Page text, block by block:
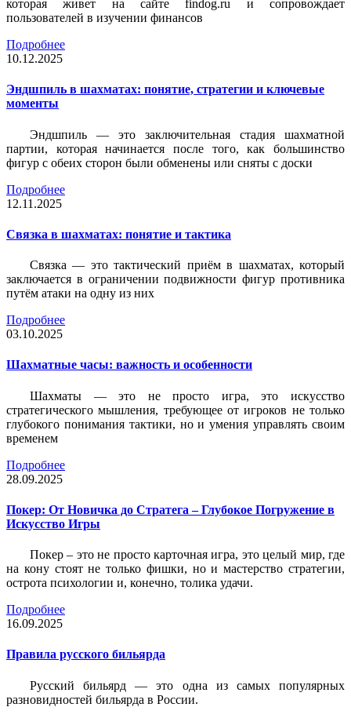
которая живет на сайте findog.ru и сопровождает
пользователей в изучении финансов
Подробнее
10.12.2025
Эндшпиль в шахматах: понятие, стратегии и ключевые
моменты
Эндшпиль — это заключительная стадия шахматной
партии, которая начинается после того, как большинство
фигур с обеих сторон были обменены или сняты с доски
Подробнее
12.11.2025
Связка в шахматах: понятие и тактика
Связка — это тактический приём в шахматах, который
заключается в ограничении подвижности фигур противника
путём атаки на одну из них
Подробнее
03.10.2025
Шахматные часы: важность и особенности
Шахматы — это не просто игра, это искусство
стратегического мышления, требующее от игроков не только
глубокого понимания тактики, но и умения управлять своим
временем
Подробнее
28.09.2025
Покер: От Новичка до Стратега – Глубокое Погружение в
Искусство Игры
Покер – это не просто карточная игра, это целый мир, где
на кону стоят не только фишки, но и мастерство стратегии,
острота психологии и, конечно, толика удачи.
Подробнее
16.09.2025
Правила русского бильярда
Русский бильярд — это одна из самых популярных
разновидностей бильярда в России.